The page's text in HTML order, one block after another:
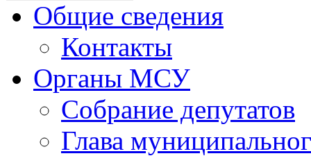
Общие сведения
Контакты
Органы МСУ
Собрание депутатов
Глава